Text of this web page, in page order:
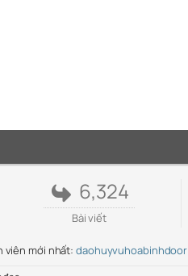
6,324
Bài viết
viên mới nhất:daohuyvuhoabinhdoor